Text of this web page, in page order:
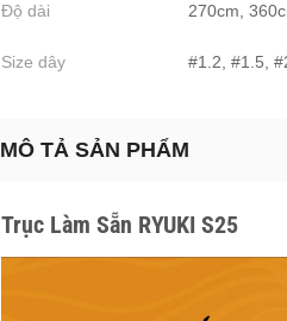
Độ dài 270cm,
Size dây #1.2, #1.5,
MÔ TẢ SẢN PHẨM
Trục Làm Sẵn RYUKI S25